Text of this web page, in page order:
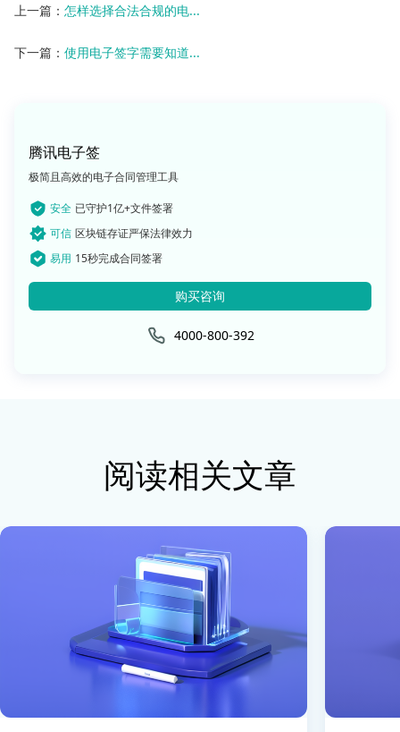
上一篇： 怎样选择合法合规的电...
下一篇： 使用电子签字需要知道...
腾讯电子签
极简且高效的电子合同管理工具
安全 已守护1亿+文件签署
可信 区块链存证严保法律效力
易用 15秒完成合同签署
购买咨询
4000-800-392
阅读相关文章